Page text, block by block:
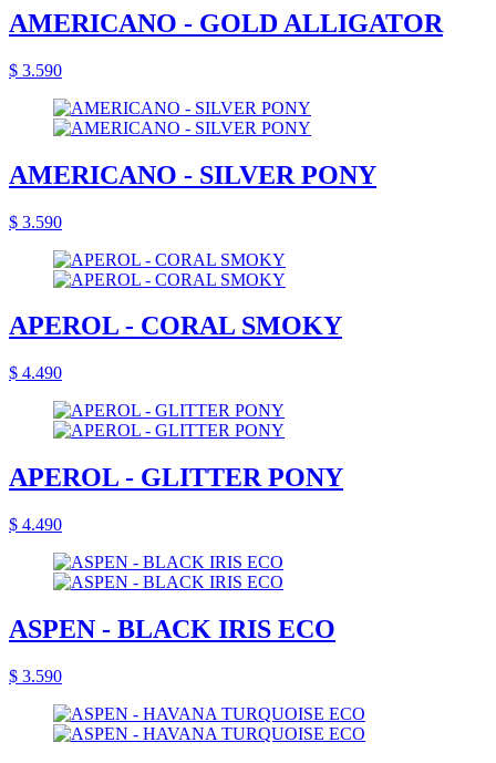
AMERICANO - GOLD ALLIGATOR
$ 3.590
AMERICANO - SILVER PONY
$ 3.590
APEROL - CORAL SMOKY
$ 4.490
APEROL - GLITTER PONY
$ 4.490
ASPEN - BLACK IRIS ECO
$ 3.590